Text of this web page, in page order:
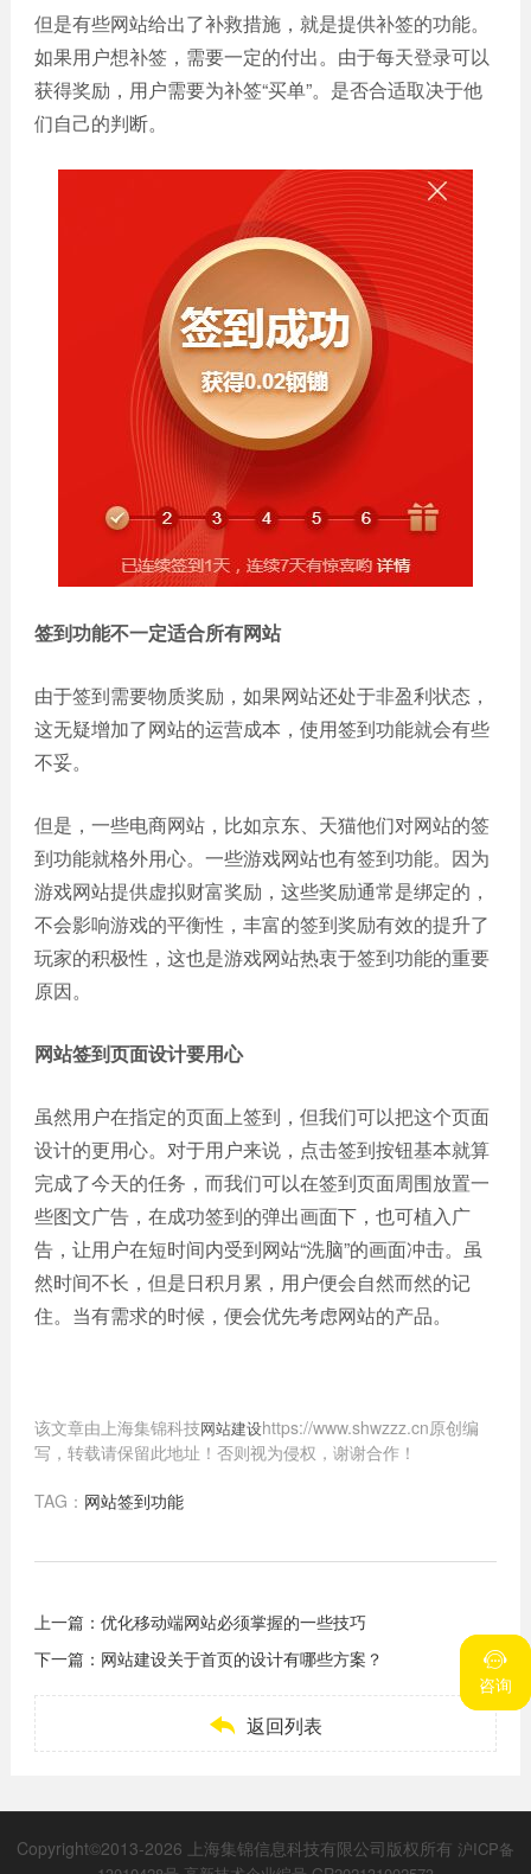
但是有些网站给出了补救措施，就是提供补签的功能。
如果用户想补签，需要一定的付出。由于每天登录可以
获得奖励，用户需要为补签“买单”。是否合适取决于他
们自己的判断。
签到功能不一定适合所有网站
由于签到需要物质奖励，如果网站还处于非盈利状态，
这无疑增加了网站的运营成本，使用签到功能就会有些
不妥。
但是，一些电商网站，比如京东、天猫他们对网站的签
到功能就格外用心。一些游戏网站也有签到功能。因为
游戏网站提供虚拟财富奖励，这些奖励通常是绑定的，
不会影响游戏的平衡性，丰富的签到奖励有效的提升了
玩家的积极性，这也是游戏网站热衷于签到功能的重要
原因。
网站签到页面设计要用心
虽然用户在指定的页面上签到，但我们可以把这个页面
设计的更用心。对于用户来说，点击签到按钮基本就算
完成了今天的任务，而我们可以在签到页面周围放置一
些图文广告，在成功签到的弹出画面下，也可植入广
告，让用户在短时间内受到网站“洗脑”的画面冲击。虽
然时间不长，但是日积月累，用户便会自然而然的记
住。当有需求的时候，便会优先考虑网站的产品。
该文章由上海集锦科技网站建设https://www.shwzzz.cn原创编
写，转载请保留此地址！否则视为侵权，谢谢合作！
TAG： 网站签到功能
上一篇： 优化移动端网站必须掌握的一些技巧
下一篇： 网站建设关于首页的设计有哪些方案？
 返回列表

咨询
Copyright©2013-2026 上海集锦信息科技有限公司版权所有 沪ICP备

咨询